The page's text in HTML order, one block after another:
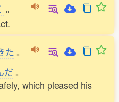
。
た。
だ。
which pleased his